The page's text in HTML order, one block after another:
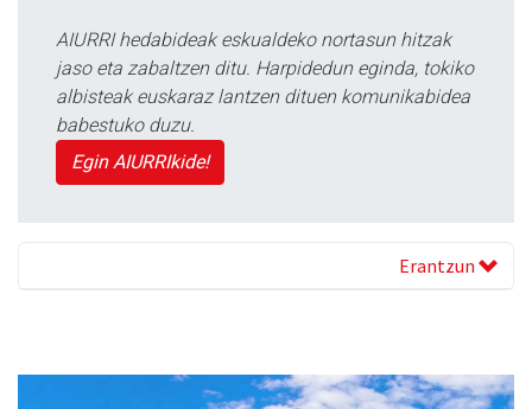
AIURRI hedabideak eskualdeko nortasun hitzak
jaso eta zabaltzen ditu. Harpidedun eginda, tokiko
albisteak euskaraz lantzen dituen komunikabidea
babestuko duzu.
Egin AIURRIkide!
Erantzun